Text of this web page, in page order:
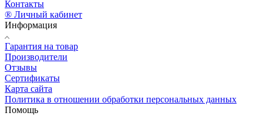
Контакты
® Личный кабинет
Информация
Гарантия на товар
Производители
Отзывы
Сертификаты
Карта сайта
Политика в отношении обработки персональных данных
Помощь